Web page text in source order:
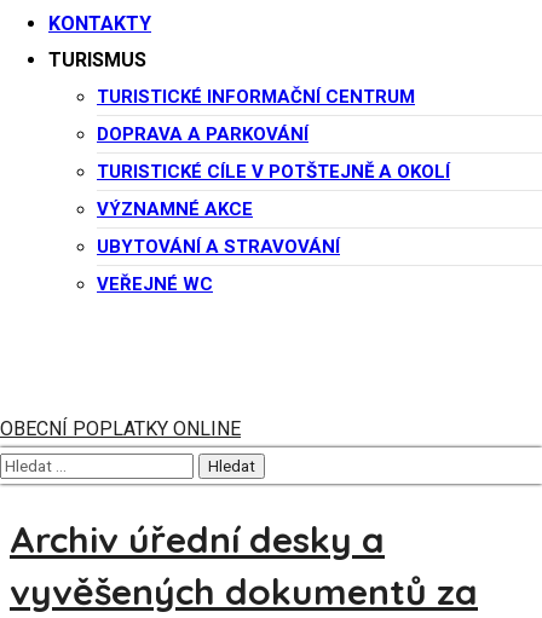
KONTAKTY
TURISMUS
TURISTICKÉ INFORMAČNÍ CENTRUM
DOPRAVA A PARKOVÁNÍ
TURISTICKÉ CÍLE V POTŠTEJNĚ A OKOLÍ
VÝZNAMNÉ AKCE
UBYTOVÁNÍ A STRAVOVÁNÍ
VEŘEJNÉ WC
OBECNÍ POPLATKY ONLINE
VV_navrh_Zmeny6_ZUR_KHK k vyvěšení
Datum vyvěšení:23. 10. 2025
Datum svěšení:7. 11. 2025
Poskytnutí informace22. 10. 2025
015EX 18/25-56 Dražební vyhláška el. prodej nemovité
24. 10. 2025
Archivy
Archiv úřední desky a
vyvěšených dokumentů za